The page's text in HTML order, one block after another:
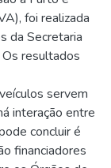
foi realizada
da Secretaria
resultados
servem
interação entre
concluir é
financiadores